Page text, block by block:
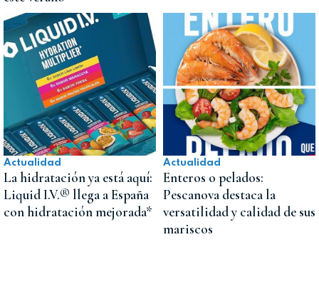
Actualidad
La hidratación ya está aquí:
Liquid I.V.® llega a España
con hidratación mejorada*
Actualidad
Enteros o pelados:
Pescanova destaca la
versatilidad y calidad de sus
mariscos